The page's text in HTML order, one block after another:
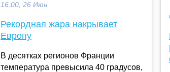
16:00, 26 Июн
Рекордная жара накрывает
Европу
В десятках регионов Франции
температура превысила 40 градусов,